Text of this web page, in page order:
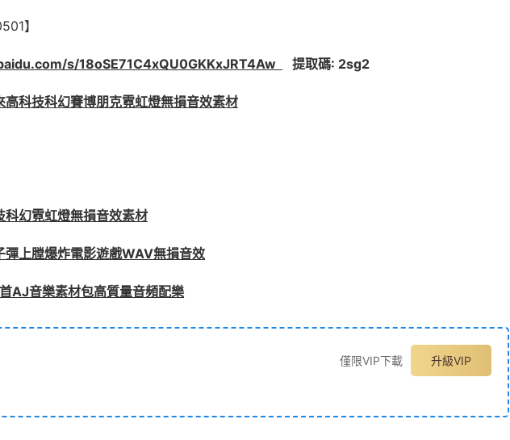
】
s/18oSE71C4xQU0GKKxJRT4Aw 提取碼: 2sg2
科技科幻賽博朋克霓虹燈無損音效素材
幻霓虹燈無損音效素材
上膛爆炸電影遊戲WAV無損音效
AJ音樂素材包高質量音頻配樂
僅限VIP下載 升級VIP